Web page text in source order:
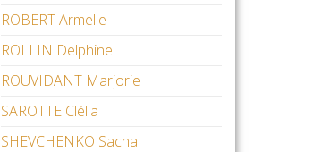
ROBERT Armelle
ROLLIN Delphine
ROUVIDANT Marjorie
SAROTTE Clélia
SHEVCHENKO Sacha